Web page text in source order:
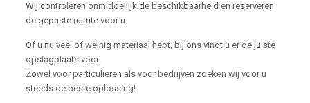
Wij controleren onmiddellijk de beschikbaarheid en reserveren
de gepaste ruimte voor u.
Of u nu veel of weinig materiaal hebt, bij ons vindt u er de juiste
opslagplaats voor.
Zowel voor particulieren als voor bedrijven zoeken wij voor u
steeds de beste oplossing!